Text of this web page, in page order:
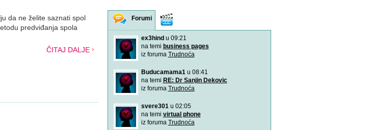
da ne želite saznati spol
predviđanja spola
ČITAJ DALJE
Forumi
ex3hind u 09:21
na temi business pages
iz foruma Trudnoća
Buducamama1u 08:41
na temi RE: Dr Sanjin Dekovic
iz foruma Trudnoća
svere301u 02:05
na temi virtual phone
iz foruma Trudnoća